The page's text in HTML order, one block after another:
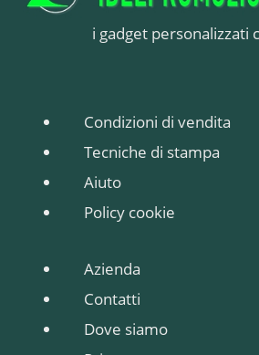
i gadget personalizzati
Condizioni di vendita
Tecniche di stampa
Aiuto
Policy cookie
Azienda
Contatti
Dove siamo